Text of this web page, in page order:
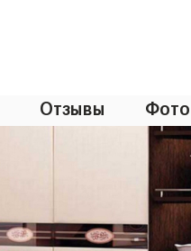
Отзывы Фото